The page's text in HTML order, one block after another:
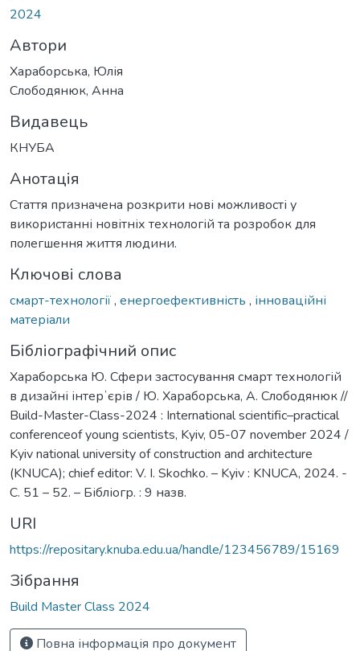
2024
Автори
Хараборська, Юлія
Слободянюк, Анна
Видавець
КНУБА
Анотація
Стаття призначена розкрити нові можливості у
використанні новітніх технологій та розробок для
полегшення життя людини.
Ключові слова
смарт-технології, енергоефективність , інноваційні
матеріали
Бібліографічний опис
Хараборська Ю. Сфери застосування смарт технологій
в дизайні інтерʼєрів / Ю. Хараборська, А. Слободянюк //
Build-Master-Class-2024 : International scientific–practical
conferenceof young scientists, Kyiv, 05-07 november 2024 /
Kyiv national university of construction and architecture
(KNUCA); chief editor: V. I. Skochko. – Kyiv : KNUCA, 2024. -
С. 51 – 52. – Бібліогр. : 9 назв.
URI
https://repositary.knuba.edu.ua/handle/123456789/15169
Зібрання
Build Master Class 2024
Повна інформація про документ